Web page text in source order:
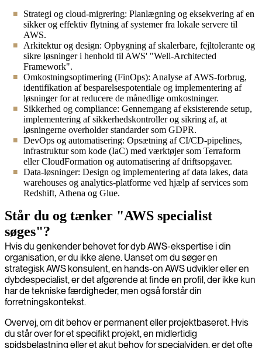
Strategi og cloud-migrering: Planlægning og eksekvering af en
sikker og effektiv flytning af systemer fra lokale servere til
AWS.
Arkitektur og design: Opbygning af skalerbare, fejltolerante og
sikre løsninger i henhold til AWS' "Well-Architected
Framework".
Omkostningsoptimering (FinOps): Analyse af AWS-forbrug,
identifikation af besparelsespotentiale og implementering af
løsninger for at reducere de månedlige omkostninger.
Sikkerhed og compliance: Gennemgang af eksisterende setup,
implementering af sikkerhedskontroller og sikring af, at
løsningerne overholder standarder som GDPR.
DevOps og automatisering: Opsætning af CI/CD-pipelines,
infrastruktur som kode (IaC) med værktøjer som Terraform
eller CloudFormation og automatisering af driftsopgaver.
Data-løsninger: Design og implementering af data lakes, data
warehouses og analytics-platforme ved hjælp af services som
Redshift, Athena og Glue.
Står du og tænker "AWS specialist
søges"?
Hvis du genkender behovet for dyb AWS-ekspertise i din
organisation, er du ikke alene. Uanset om du søger en
strategisk AWS konsulent, en hands-on AWS udvikler eller en
dybdespecialist, er det afgørende at finde en profil, der ikke kun
har de tekniske færdigheder, men også forstår din
forretningskontekst.
Overvej, om dit behov er permanent eller projektbaseret. Hvis
du står over for et specifikt projekt, en midlertidig
spidsbelastning eller et akut behov for specialviden, er det ofte